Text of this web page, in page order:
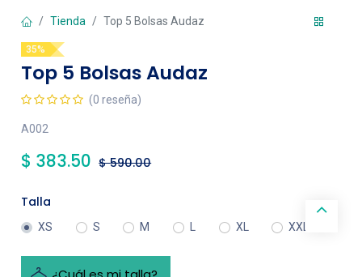
Tienda Top 5 Bolsas Audaz
35%
Top 5 Bolsas Audaz
(0 reseña)
A002
$ 383.50 $590.00
Talla
XS S M XL XXL